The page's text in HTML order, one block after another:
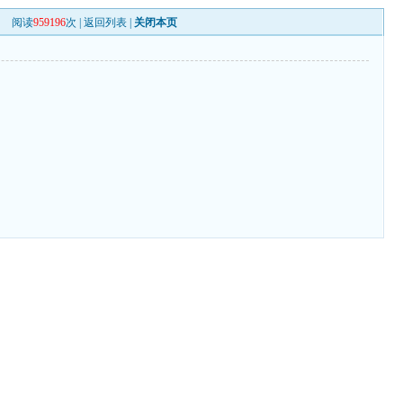
阅读959196次 |返回列表 关闭本页